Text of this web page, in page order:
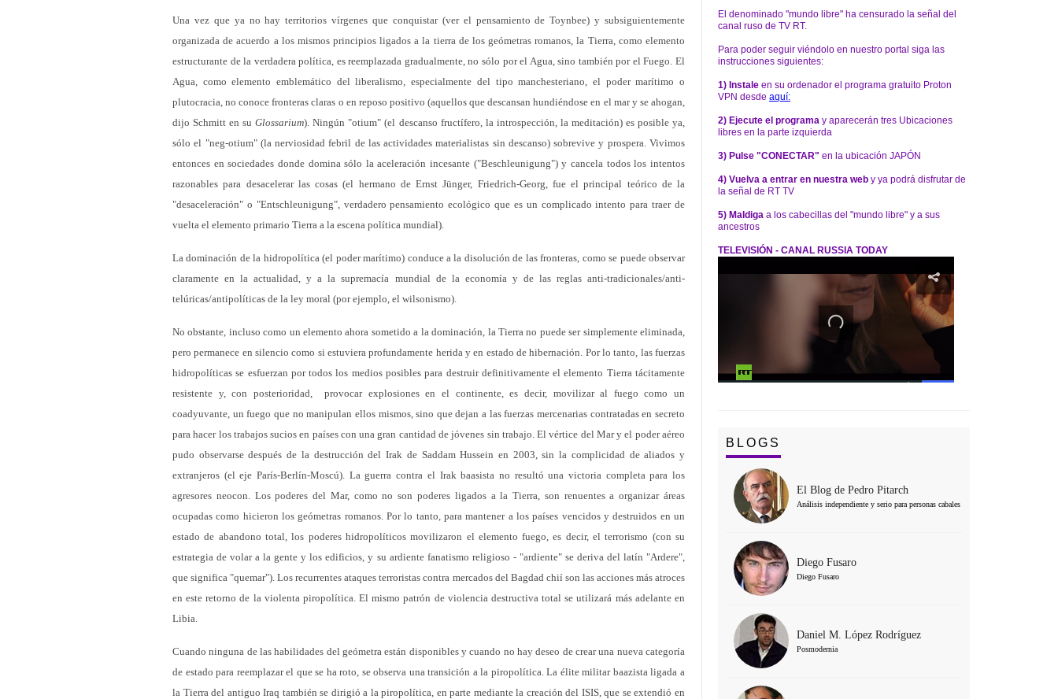
Una vez que ya no hay territorios vírgenes que conquistar (ver el pensamiento de Toynbee) y subsiguientemente
organizada de acuerdo a los mismos principios ligados a la tierra de los geómetras romanos, la Tierra, como elemento
estructurante de la verdadera política, es reemplazada gradualmente, no sólo por el Agua, sino también por el Fuego. El
Agua, como elemento emblemático del liberalismo, especialmente del tipo manchesteriano, el poder marítimo o
plutocracia, no conoce fronteras claras o en reposo positivo (aquellos que descansan hundiéndose en el mar y se ahogan,
dijo Schmitt en suGlossarium). Ningún "otium" (el descanso fructífero, la introspección, la meditación) es posible ya,
sólo el "neg-otium" (la nerviosidad febril de las actividades materialistas sin descanso) sobrevive y prospera. Vivimos
entonces en sociedades donde domina sólo la aceleración incesante ("Beschleunigung") y cancela todos los intentos
razonables para desacelerar las cosas (el hermano de Ernst Jünger, Friedrich-Georg, fue el principal teórico de la
"desaceleración" o "Entschleunigung", verdadero pensamiento ecológico que es un complicado intento para traer de
vuelta el elemento primario Tierra a la escena política mundial).
La dominación de la hidropolítica (el poder marítimo) conduce a la disolución de las fronteras, como se puede observar
claramente en la actualidad, y a la supremacía mundial de la economía y de las reglas anti-tradicionales/anti-
telúricas/antipolíticas de la ley moral (por ejemplo, el wilsonismo).
No obstante, incluso como un elemento ahora sometido a la dominación, la Tierra no puede ser simplemente eliminada,
pero permanece en silencio como si estuviera profundamente herida y en estado de hibernación. Por lo tanto, las fuerzas
hidropolíticas se esfuerzan por todos los medios posibles para destruir definitivamente el elemento Tierra tácitamente
resistente y, con posterioridad, provocar explosiones en el continente, es decir, movilizar al fuego como un
coadyuvante, un fuego que no manipulan ellos mismos, sino que dejan a las fuerzas mercenarias contratadas en secreto
para hacer los trabajos sucios en países con una gran cantidad de jóvenes sin trabajo. El vértice del Mar y el poder aéreo
pudo observarse después de la destrucción del Irak de Saddam Hussein en 2003, sin la complicidad de aliados y
extranjeros (el eje París-Berlín-Moscú). La guerra contra el Irak baasista no resultó una victoria completa para los
agresores neocon. Los poderes del Mar, como no son poderes ligados a la Tierra, son renuentes a organizar áreas
ocupadas como hicieron los geómetras romanos. Por lo tanto, para mantener a los países vencidos y destruidos en un
estado de abandono total, los poderes hidropolíticos movilizaron el elemento fuego, es decir, el terrorismo (con su
estrategia de volar a la gente y los edificios, y su ardiente fanatismo religioso - "ardiente" se deriva del latín "Ardere",
que significa "quemar"). Los recurrentes ataques terroristas contra mercados del Bagdad chií son las acciones más atroces
en este retorno de la violenta piropolítica. El mismo patrón de violencia destructiva total se utilizará más adelante en
Libia.
Cuando ninguna de las habilidades del geómetra están disponibles y cuando no hay deseo de crear una nueva categoría
de estado para reemplazar el que se ha roto, se observa una transición a la piropolítica. La élite militar baazista ligada a
la Tierra del antiguo Iraq también se dirigió a la piropolítica, en parte mediante la creación del ISIS, que se extendió en
El denominado "mundo libre" ha censurado la señal del
canal ruso de TV RT.
Para poder seguir viéndolo en nuestro portal siga las
instrucciones siguientes:
1) Instale en su ordenador el programa gratuito Proton
VPN desde aquí:
2) Ejecute el programa y aparecerán tres Ubicaciones
libres en la parte izquierda
3) Pulse "CONECTAR" en la ubicación JAPÓN
4) Vuelva a entrar en nuestra web y ya podrá disfrutar de
la señal de RT TV
5) Maldiga a los cabecillas del "mundo libre" y a sus
ancestros
TELEVISIÓN - CANAL RUSSIA TODAY
BLOGS
El Blog de Pedro Pitarch
Análisis independiente y serio para personas cabales
Diego Fusaro
Diego Fusaro
Daniel M. López Rodríguez
Posmodernia